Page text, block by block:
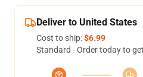
Deliver to United States
Cost to ship:$6.99
Standard - Order today to